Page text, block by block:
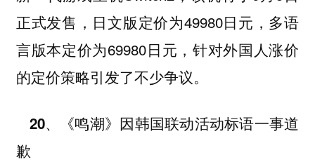
正式发售，日文版定价为49980日元，多语
言版本定价为69980日元，针对外国人涨价
的定价策略引发了不少争议。
20、《鸣潮》因韩国联动活动标语一事道
歉